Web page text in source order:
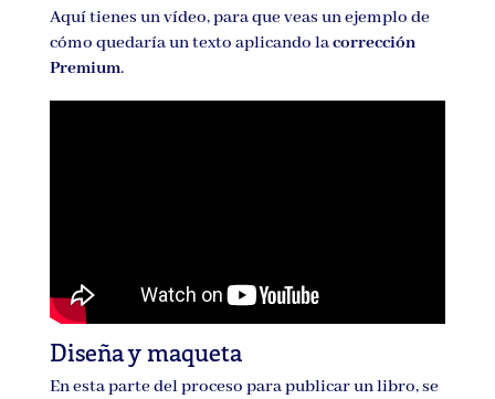
Aquí tienes un vídeo, para que veas un ejemplo de
cómo quedaría un texto aplicando lacorrección
Premium.
Diseña y maqueta
En esta parte del proceso para publicar un libro, se